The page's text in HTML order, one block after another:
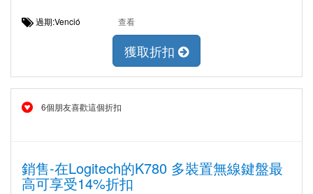
過期:Venció 查看
獲取折扣
6個朋友喜歡這個折扣
銷售-在Logitech的K780 多裝置無線鍵盤最
高可享受14%折扣